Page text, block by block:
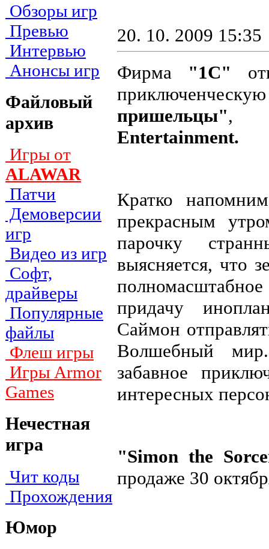
Обзоры игр
Превью
Интервью
Анонсы игр
Файловый
архив
Игры от
ALAWAR
Патчи
Демоверсии
игр
Видео из игр
Софт,
драйверы
Популярные
файлы
Флеш игры
Игры Armor
Games
Нечестная
игра
Чит коды
Прохождения
Юмор
20. 10. 2009 15:35
Фирма "1С"
пришельцы",
Entertainment.
Кратко
прекрасным
парочку
выясняется, что
придачу
Саймон
Волшебный
забавное
интересных
"Simon the
продаже 30